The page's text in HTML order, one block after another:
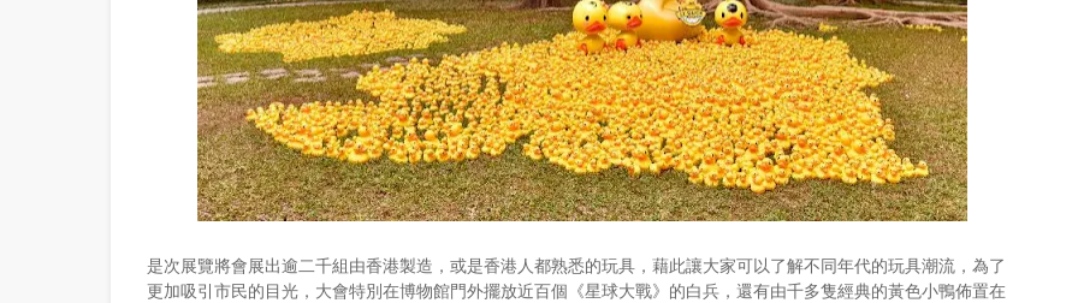
是次展覽將會展出逾二千組由香港製造，或是香港人都熟悉的玩具，藉此讓大家可以了解不同年代的玩具潮流，為了
更加吸引市民的目光，大會特別在博物館門外擺放近百個《星球大戰》的白兵，還有由千多隻經典的黃色小鴨佈置在